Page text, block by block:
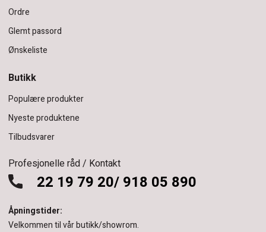
Ordre
Glemt passord
Ønskeliste
Butikk
Populære produkter
Nyeste produktene
Tilbudsvarer
Profesjonelle råd / Kontakt
22 19 79 20/ 918 05 890
Åpningstider:
Velkommen til vår butikk/showrom.